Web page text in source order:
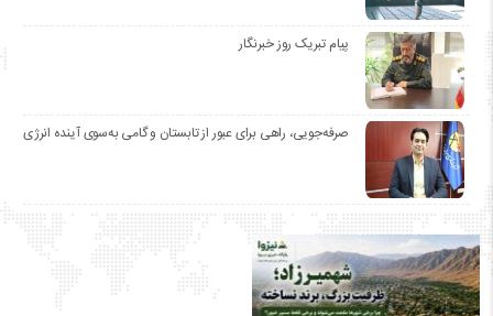
پیام تبریک روز خبرنگار
صرفه‌جویی، راهی برای عبور از تابستان و گامی به‌سوی آینده انرژی